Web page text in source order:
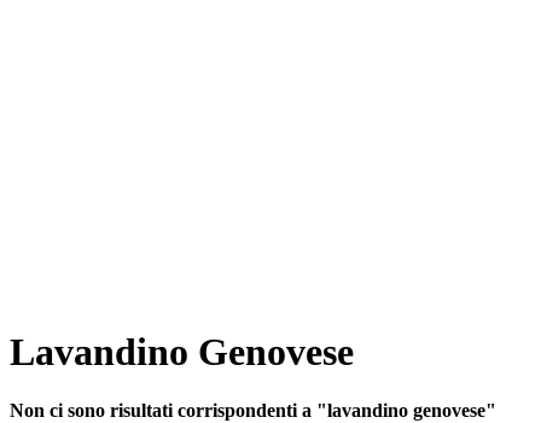
Lavandino Genovese
Non ci sono risultati corrispondenti a "lavandino genovese"